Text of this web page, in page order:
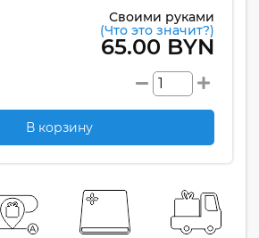
Своими руками
(Что это значит?)
65.00 BYN
В корзину